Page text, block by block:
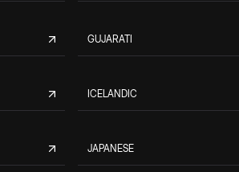
GUJARATI
ICELANDIC
JAPANESE